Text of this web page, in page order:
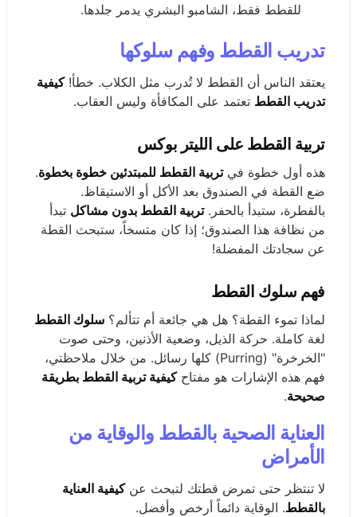
للقطط فقط، الشامبو البشري يدمر جلدها.
تدريب القطط وفهم سلوكها
يعتقد الناس أن القطط لا تُدرب مثل الكلاب. خطأ!كيفية
تدريب القطط تعتمد على المكافأة وليس العقاب.
تربية القطط على الليتر بوكس
هذه أول خطوة فيتربية القطط للمبتدئين خطوة بخطوة.
ضع القطة في الصندوق بعد الأكل أو الاستيقاظ.
بالفطرة، ستبدأ بالحفر.تربية القطط بدون مشاكل تبدأ
من نظافة هذا الصندوق؛ إذا كان متسخاً، ستبحث القطة
عن سجادتك المفضلة!
فهم سلوك القطط
لماذا تموء القطة؟ هل هي جائعة أم تتألم؟ سلوك القطط
لغة كاملة. حركة الذيل، وضعية الأذنين، وحتى صوت
"الخرخرة" (Purring) كلها رسائل. من خلال ملاحظتي،
فهم هذه الإشارات هو مفتاحكيفية تربية القطط بطريقة
صحيحة.
العناية الصحية بالقطط والوقاية من
الأمراض
لا تنتظر حتى تمرض قطتك لتبحث عنكيفية العناية
بالقطط. الوقاية دائماً أرخص وأفضل.